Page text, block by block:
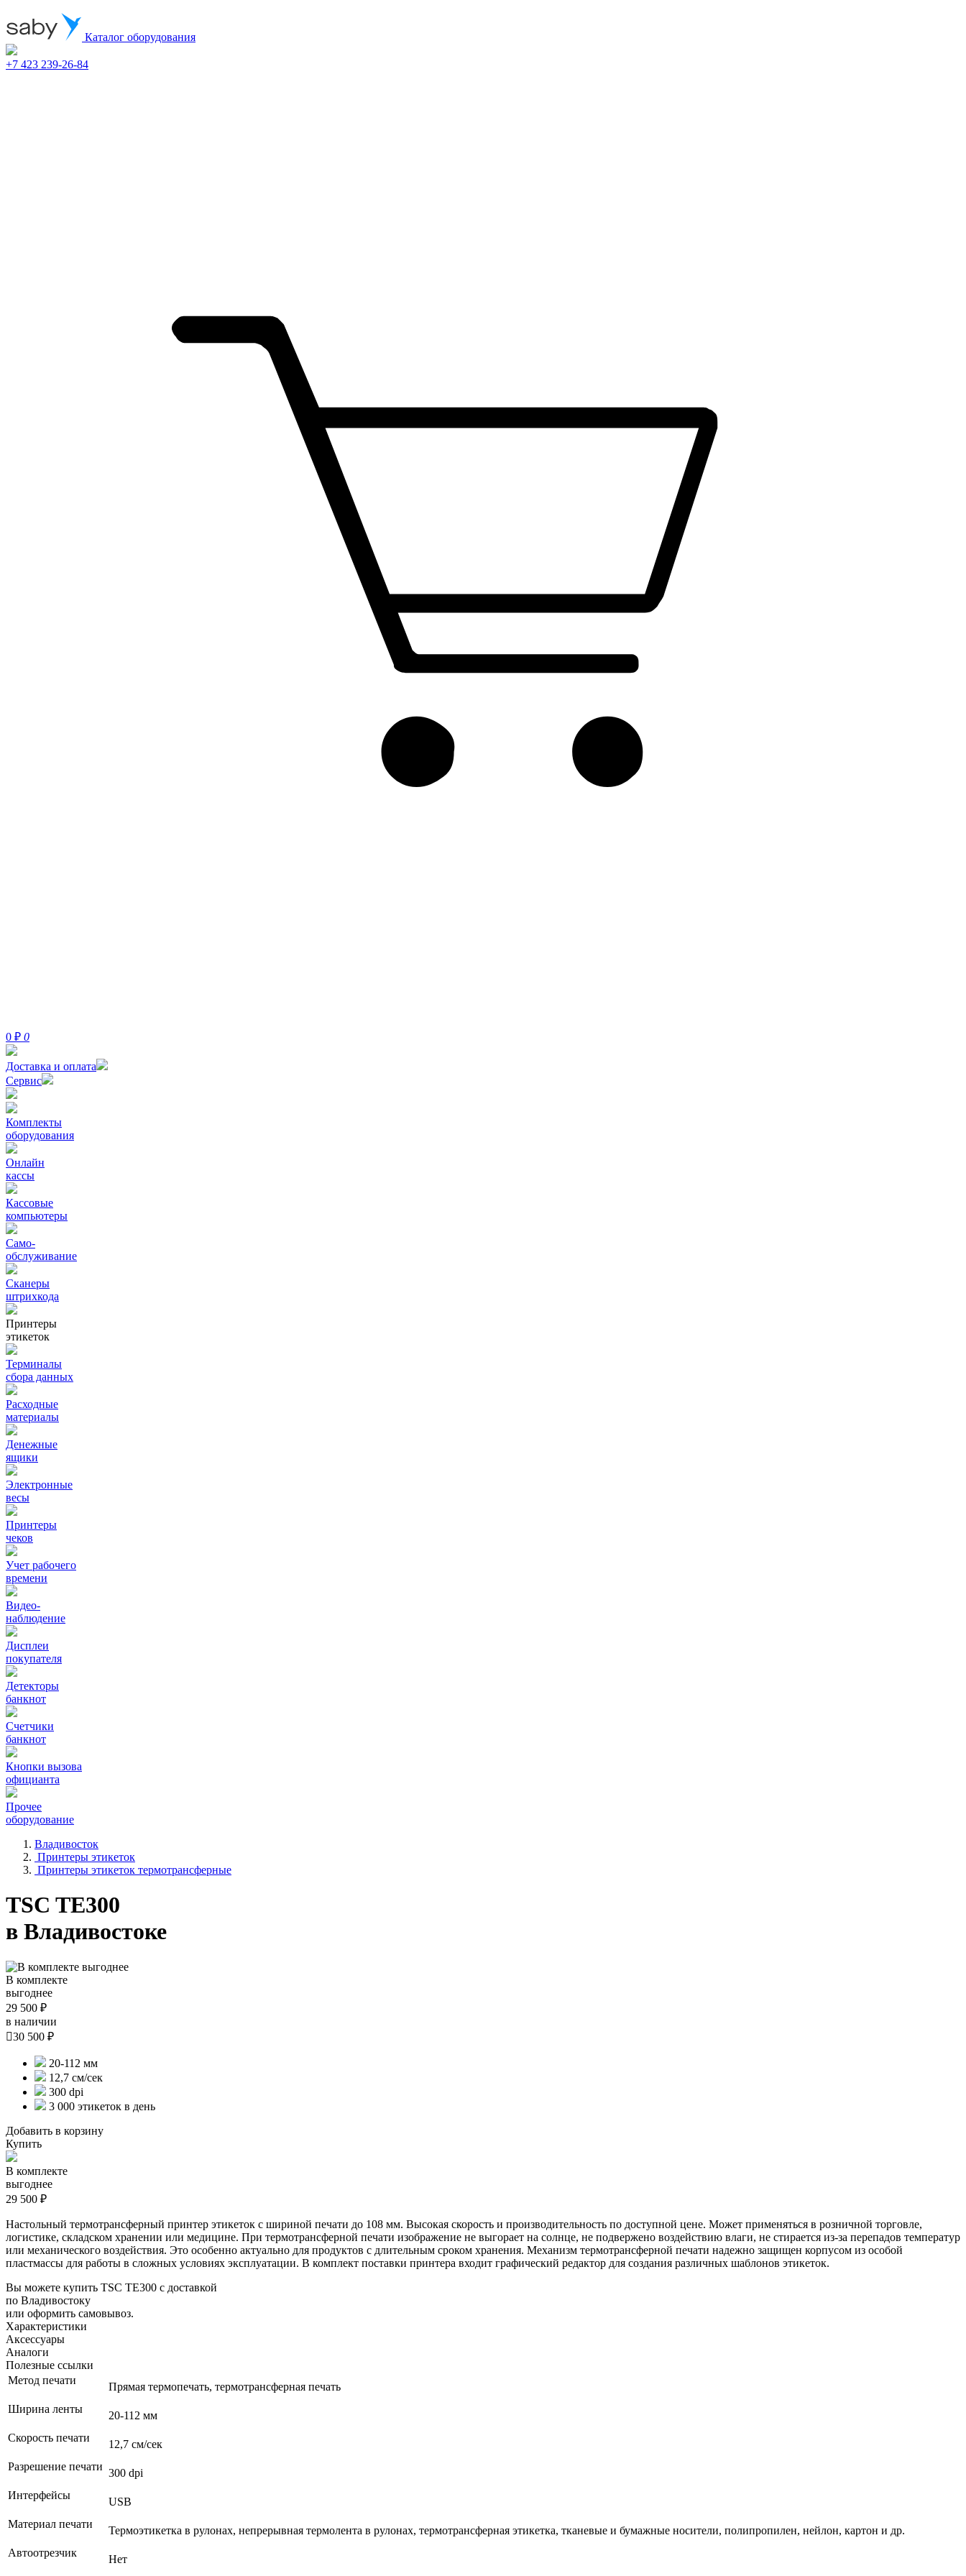
Каталог оборудования
+7 423 239-26-84
0 ₽ 0
Доставка и оплата
Сервис
Комплекты
оборудования
Онлайн
кассы
Кассовые
компьютеры
Само-
обслуживание
Сканеры
штрихкода
Принтеры
этикеток
Терминалы
сбора данных
Расходные
материалы
Денежные
ящики
Электронные
весы
Принтеры
чеков
Учет рабочего
времени
Видео‑
наблюдение
Дисплеи
покупателя
Детекторы
банкнот
Счетчики
банкнот
Кнопки вызова
официанта
Прочее
оборудование
Владивосток
Принтеры этикеток
Принтеры этикеток термотрансферные
TSC TE300
в Владивостоке
В комплекте
выгоднее
29 500 ₽
в наличии
30 500 ₽
20-112 мм
12,7 см/сек
300 dpi
3 000 этикеток в день
Добавить в корзину
Купить
В комплекте
выгоднее
29 500 ₽
Настольный термотрансферный принтер этикеток с шириной печати до 108 мм. Высокая скорость и производительность по доступной цене. Может применяться в розничной торговле,
логистике, складском хранении или медицине. При термотрансферной печати изображение не выгорает на солнце, не подвержено воздействию влаги, не стирается из-за перепадов температур
или механического воздействия. Это особенно актуально для продуктов с длительным сроком хранения. Механизм термотрансферной печати надежно защищен корпусом из особой
пластмассы для работы в сложных условиях эксплуатации. В комплект поставки принтера входит графический редактор для создания различных шаблонов этикеток.
Вы можете купить TSC TE300 с доставкой
по Владивостоку
или оформить самовывоз.
Характеристики
Аксессуары
Аналоги
Полезные ссылки
Метод печати
Прямая термопечать, термотрансферная печать
Ширина ленты
20-112 мм
Скорость печати
12,7 см/сек
Разрешение печати
300 dpi
Интерфейсы
USB
Материал печати
Термоэтикетка в рулонах, непрерывная термолента в рулонах, термотрансферная этикетка, тканевые и бумажные носители, полипропилен, нейлон, картон и др.
Автоотрезчик
Нет